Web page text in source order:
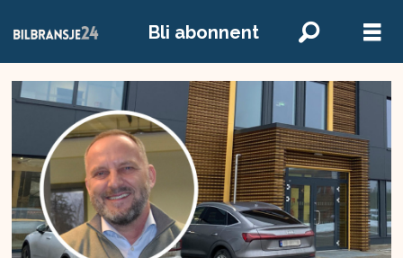
Bli abonnent